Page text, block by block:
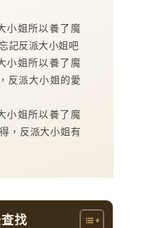
小姐所以養了魔
記反派大小姐吧
小姐所以養了魔
反派大小姐的愛
小姐所以養了魔
，反派大小姐有
找